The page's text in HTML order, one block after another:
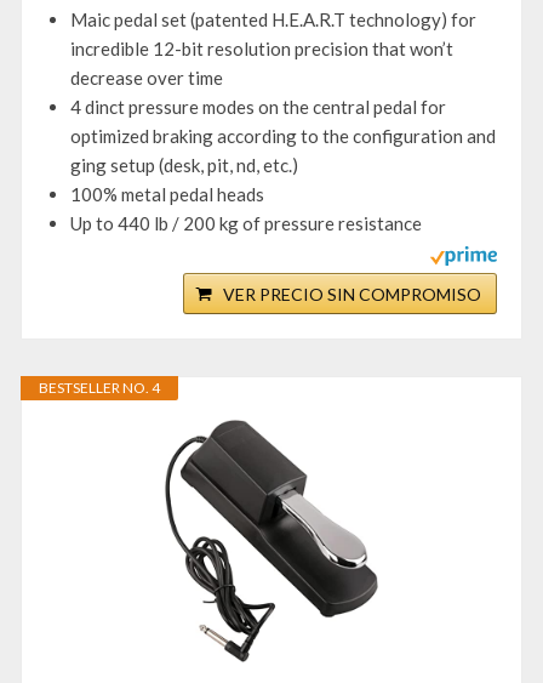
Maic pedal set (patented H.E.A.R.T technology) for
incredible 12-bit resolution precision that won’t
decrease over time
4 dinct pressure modes on the central pedal for
optimized braking according to the configuration and
ging setup (desk, pit, nd, etc.)
100% metal pedal heads
Up to 440 lb / 200 kg of pressure resistance
VER PRECIO SIN COMPROMISO
BESTSELLER NO. 4